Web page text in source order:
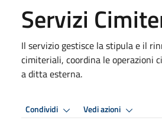
Servizi
Il servizio gestisce la stipula e il
cimiteriali, coordina le operazioni
a ditta esterna.
Condividi Vedi azioni